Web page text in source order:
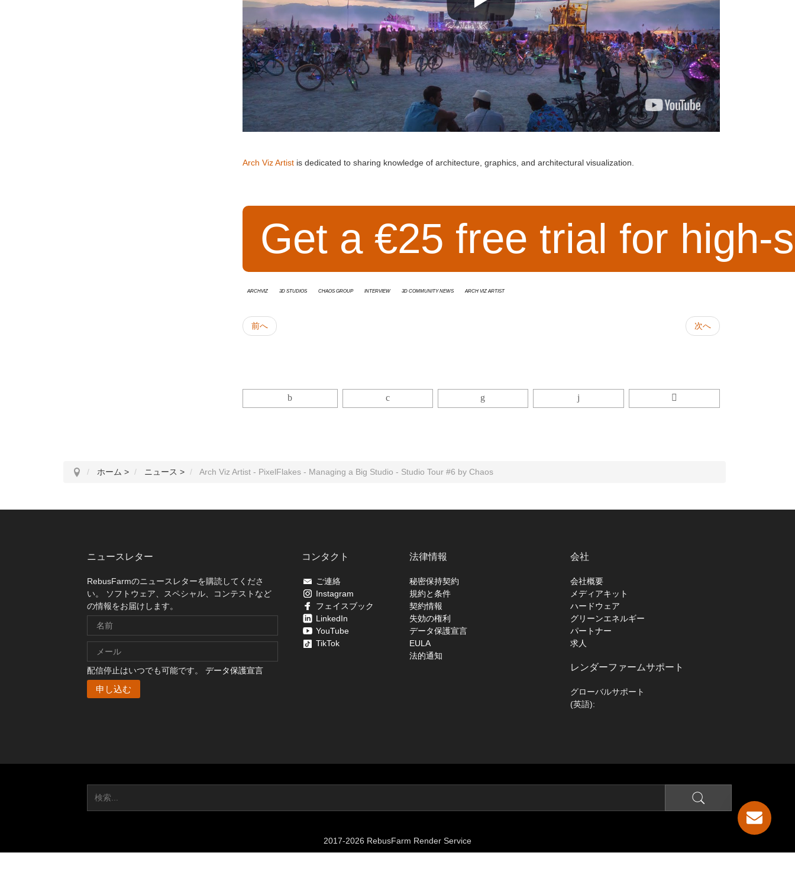
Arch Viz Artistis dedicated to sharing knowledge of architecture, graphics, and architectural visualization.
Get a €25 free trial for high-
Archviz 3d studios Chaos Group interview 3D Community News Arch Viz Artist
前へ 次へ
ホーム > ニュース > Arch Viz Artist - PixelFlakes - Managing a Big Studio - Studio Tour #6 by Chaos
ニュースレター
RebusFarmのニュースレターを購読してくださ
い。 ソフトウェア、スペシャル、コンテストなど
の情報をお届けします。
配信停止はいつでも可能です。 データ保護宣言
コンタクト
ご連絡
Instagram
フェイスブック
LinkedIn
YouTube
TikTok
法律情報
秘密保持契約
規約と条件
契約情報
失効の権利
データ保護宣言
EULA
法的通知
会社
会社概要
メディアキット
ハードウェア
グリーンエネルギー
パートナー
求人
レンダーファームサポート
グローバルサポート
(英語):
2017-2026 RebusFarm Render Service